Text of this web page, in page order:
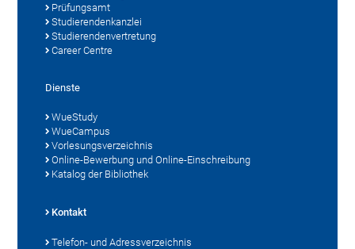
Prüfungsamt
Studierendenkanzlei
Studierendenvertretung
Career Centre
Dienste
WueStudy
WueCampus
Vorlesungsverzeichnis
Online-Bewerbung und Online-Einschreibung
Katalog der Bibliothek
Kontakt
Telefon- und Adressverzeichnis